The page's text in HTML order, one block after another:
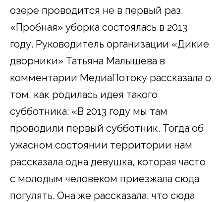
озере проводится не в первый раз.
«Пробная» уборка состоялась в 2013
году. Руководитель организации «Дикие
дворники» Татьяна Малышева в
комментарии МедиаПотоку рассказала о
том, как родилась идея такого
субботника: «В 2013 году мы там
проводили первый субботник. Тогда об
ужасном состоянии территории нам
рассказала одна девушка, которая часто
с молодым человеком приезжала сюда
погулять. Она же рассказала, что сюда